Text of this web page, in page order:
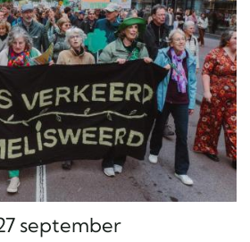
september